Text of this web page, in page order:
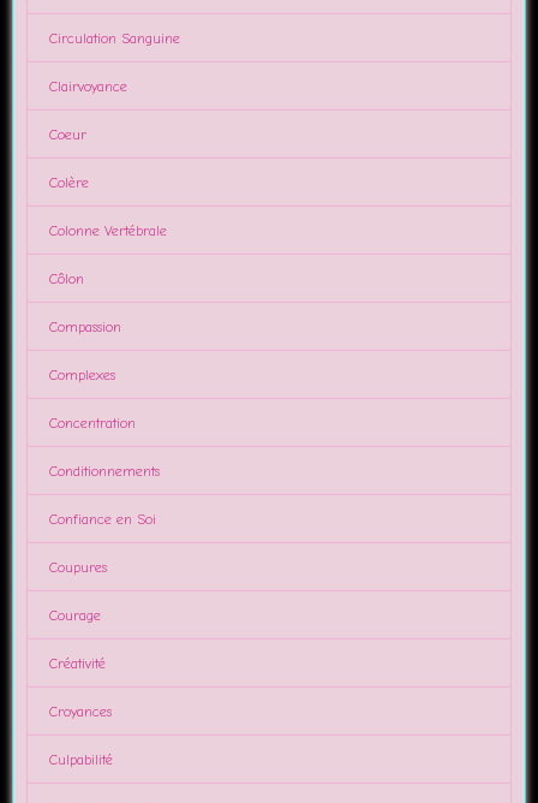
Circulation Sanguine
Clairvoyance
Coeur
Colère
Colonne Vertébrale
Côlon
Compassion
Complexes
Concentration
Conditionnements
Confiance en Soi
Coupures
Courage
Créativité
Croyances
Culpabilité